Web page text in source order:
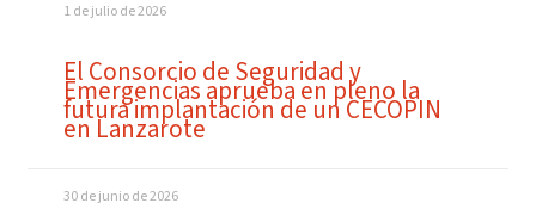
1 de julio de 2026
El Consorcio de Seguridad y
Emergencias aprueba en pleno la
futura implantación de un CECOPIN
en Lanzarote
30 de junio de 2026